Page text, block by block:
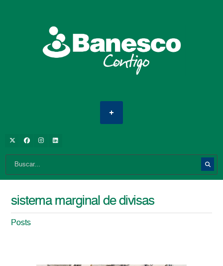
sistema marginal de divisas
Posts